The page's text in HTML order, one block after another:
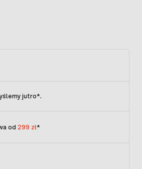
jutro*.
od 299 zł*